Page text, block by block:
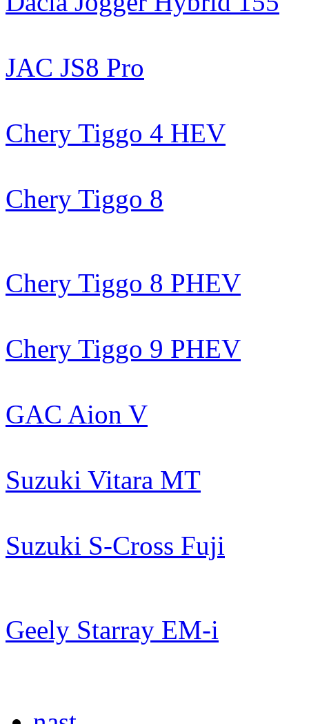
JAC JS8 Pro
Chery Tiggo 4 HEV
Chery Tiggo 8
Chery Tiggo 8 PHEV
Chery Tiggo 9 PHEV
GAC Aion V
Suzuki Vitara MT
Suzuki S-Cross Fuji
Geely Starray EM-i